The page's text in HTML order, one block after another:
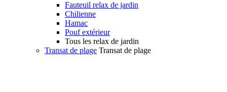
Fauteuil relax de jardin
Chilienne
Hamac
Pouf extérieur
Tous les relax de jardin
Transat de plage Transat de plage